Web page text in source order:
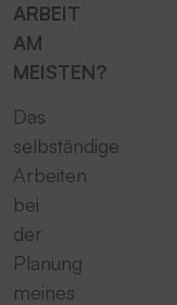
ARBEIT
AM
MEISTEN?
Das
selbständige
Arbeiten
bei
der
Planung
meines